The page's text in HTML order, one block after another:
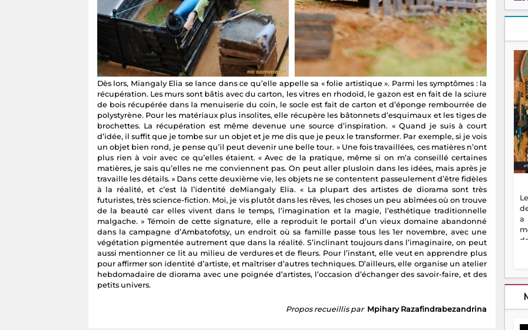
Dès lors, Miangaly Elia se lance dans ce qu’elle appelle sa « folie artistique ». Parmi les symptômes : la
récupération. Les murs sont bâtis avec du carton, les vitres en rhodoïd, le gazon est en fait de la sciure
de bois récupérée dans la menuiserie du coin, le socle est fait de carton et d’éponge rembourrée de
polystyrène. Pour les matériaux plus insolites, elle récupère les bâtonnets d’esquimaux et les tiges de
brochettes. La récupération est même devenue une source d’inspiration. « Quand je suis à court
d’idée, il suffit que je tombe sur un objet et je me dis que je peux le transformer. Par exemple, si je vois
un objet bien rond, je pense qu’il peut devenir une belle tour. » Une fois travaillées, ces matières n’ont
plus rien à voir avec ce qu’elles étaient. « Avec de la pratique, même si on m’a conseillé certaines
matières, je sais qu’elles ne me conviennent pas. On peut aller plusloin dans les idées, mais après je
travaille les détails. » Dans cette deuxième vie, les objets ne se contentent passeulement d’être fidèles
à la réalité, et c’est là l’identité deMiangaly Elia. « La plupart des artistes de diorama sont très
futuristes, très science-fiction. Moi, je vis plutôt dans les rêves, les choses un peu abîmées où on trouve
de la beauté car elles vivent dans le temps, l’imagination et la magie, l’esthétique traditionnelle
malgache. » Témoin de cette signature, elle a reproduit le portail d’un vieux domaine abandonné
dans la campagne d’Ambatofotsy, un endroit où sa famille passe tous les 1er novembre, avec une
végétation pigmentée autrement que dans la réalité. S’inclinant toujours dans l’imaginaire, on peut
aussi mentionner ce lit au milieu de verdures et de fleurs. Pour l’instant, elle veut en apprendre plus
pour affirmer son identité d’artiste, et maîtriser d’autres techniques. D’ailleurs, elle organise un atelier
hebdomadaire de diorama avec une poignée d’artistes, l’occasion d’échanger des savoir-faire, et des
petits univers.
Propos recueillis par Mpihary Razafindrabezandrina
a